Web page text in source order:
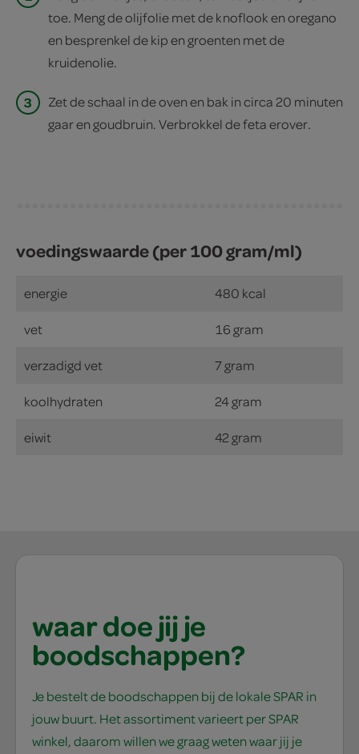
toe. Meng de olijfolie met de knoflook en oregano
en besprenkel de kip en groenten met de
kruidenolie.
3
Zet de schaal in de oven en bak in circa 20 minuten
gaar en goudbruin. Verbrokkel de feta erover.
voedingswaarde (per 100 gram/ml)
energie 480 kcal
vet 16 gram
verzadigd vet 7 gram
koolhydraten 24 gram
eiwit 42 gram
waar doe jij je
boodschappen?
Je bestelt de boodschappen bij de lokale SPAR in
jouw buurt. Het assortiment varieert per SPAR
winkel, daarom willen we graag weten waar jij je